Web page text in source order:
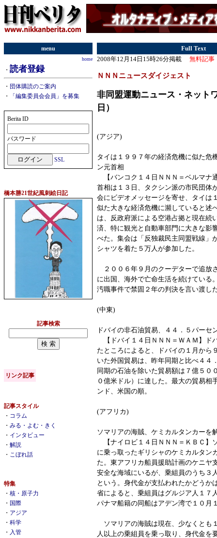
menu
home
・ 読者登録
・ 団体購読のご案内
・
「編集委員会会員」を募集
Berita ID
パスワード
SSL
橋本勝21世紀風刺絵日記
記事検索
リンク記事
記事スタイル
・ コラム
・ みる・よむ・きく
・ インタビュー
・ 解説
・ こぼれ話
特集
・ 核・原子力
・ 国際
・ アジア
・ 科学
・ 入管
Full Text
2008年12月14日15時26分掲載 無料記事
ＮＮＮニュースダイジェスト
非同盟運動ニュース・ネット
日）
(アジア)
タイは１９９７年の経済危機に似た
ン元首相
【バンコク１４日ＮＮＮ＝ベルマナ
首相は１３日、タクシン派の市民団体
会にビデオメッセージを寄せ、タイは
似た大きな経済危機に瀕していると述
は、反政府派による空港占拠と現在続
済、特に観光と自動車部門に大きな影
べた。集会は「反独裁民主同盟戦線」
シャツを着た５万人が参加した。
２００６年９月のクーデターで追放
に出国、海外で亡命生活を続けている
汚職事件で禁固２年の判決を言い渡し
(中東)
ドバイの非石油貿易、４４．５パー
【ドバイ１４日ＮＮＮ＝ＷＡＭ】ド
たところによると、ドバイの１月から
いた外国貿易は、昨年同期と比べ４４
同期の石油を除いた貿易額は７億５０
０億米ドル）に達した。最大の貿易相
ンド、米国の順。
(アフリカ)
ソマリアの海賊、ケミカルタンカー
【ナイロビ１４日ＮＮＮ＝ＫＢＣ】
に乗っ取ったギリシャのケミカルタン
た。東アフリカ船員援助計画のケニヤ
安全な海域にいるが、乗組員のうち３
という。身代金が支払われたかどうか
省によると、乗組員はグルジア人１７
パナマ船籍の同船はアデン湾で１０月
ソマリアの海賊は現在、少なくとも
人以上の乗組員を乗っ取り、身代金を